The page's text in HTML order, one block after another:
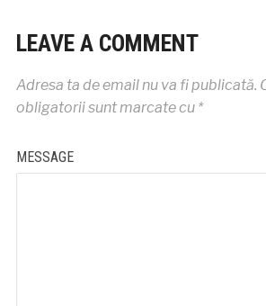
LEAVE A COMMENT
Adresa ta de email nu va fi publicată.
obligatorii sunt marcate cu *
MESSAGE